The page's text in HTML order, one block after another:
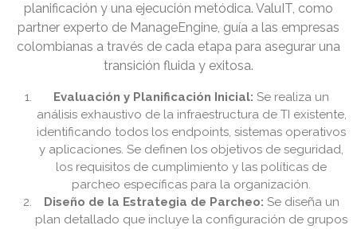
planificación y una ejecución metódica. ValuIT, como
partner experto de ManageEngine, guía a las empresas
colombianas a través de cada etapa para asegurar una
transición fluida y exitosa.
Evaluación y Planificación Inicial: Se realiza un
análisis exhaustivo de la infraestructura de TI existente,
identificando todos los endpoints, sistemas operativos
y aplicaciones. Se definen los objetivos de seguridad,
los requisitos de cumplimiento y las políticas de
parcheo específicas para la organización.
Diseño de la Estrategia de Parcheo: Se diseña un
plan detallado que incluye la configuración de grupos